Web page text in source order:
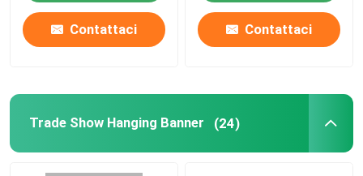
Contattaci
Tutti i casi
Contattaci Contattaci
Trade Show Hanging Banner (24)